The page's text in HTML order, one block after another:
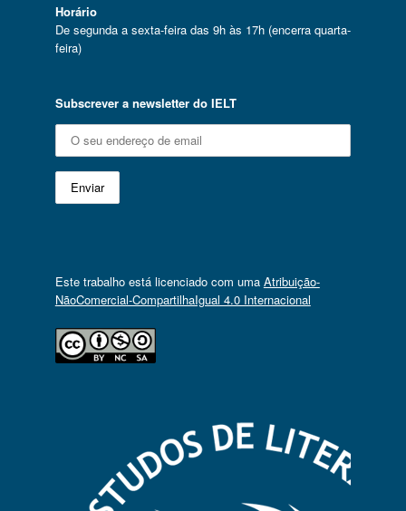
Horário
De segunda a sexta-feira das 9h às 17h (encerra quarta-
feira)
Subscrever a newsletter do IELT
Este trabalho está licenciado com uma Atribuição-
NãoComercial-CompartilhaIgual 4.0 Internacional